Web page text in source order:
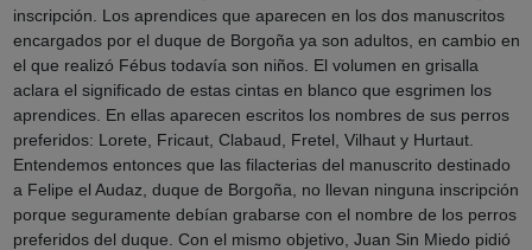
inscripción. Los aprendices que aparecen en los dos manuscritos
encargados por el duque de Borgoña ya son adultos, en cambio en
el que realizó Fébus todavía son niños. El volumen en grisalla
aclara el significado de estas cintas en blanco que esgrimen los
aprendices. En ellas aparecen escritos los nombres de sus perros
preferidos: Lorete, Fricaut, Clabaud, Fretel, Vilhaut y Hurtaut.
Entendemos entonces que las filacterias del manuscrito destinado
a Felipe el Audaz, duque de Borgoña, no llevan ninguna inscripción
porque seguramente debían grabarse con el nombre de los perros
preferidos del duque. Con el mismo objetivo, Juan Sin Miedo pidió